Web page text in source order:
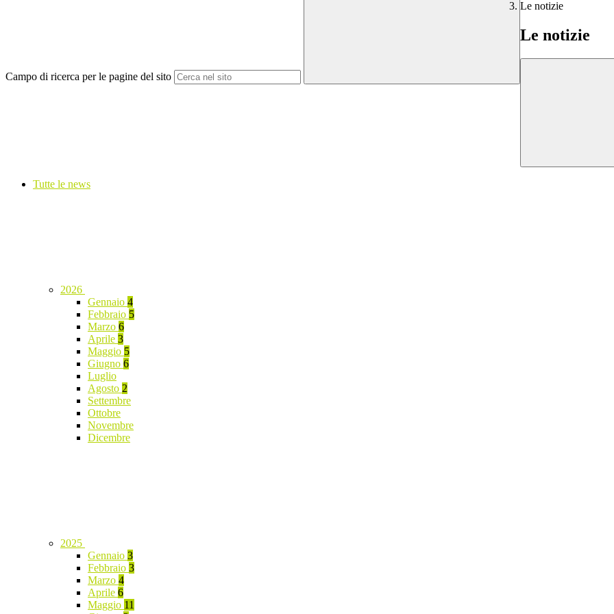
Campo di ricerca per le pagine del sito
Le notizie
Le notizie
Tutte le news
2026
Gennaio 4
Febbraio 5
Marzo 6
Aprile 3
Maggio 5
Giugno 6
Luglio
Agosto 2
Settembre
Ottobre
Novembre
Dicembre
2025
Gennaio 3
Febbraio 3
Marzo 4
Aprile 6
Maggio 11